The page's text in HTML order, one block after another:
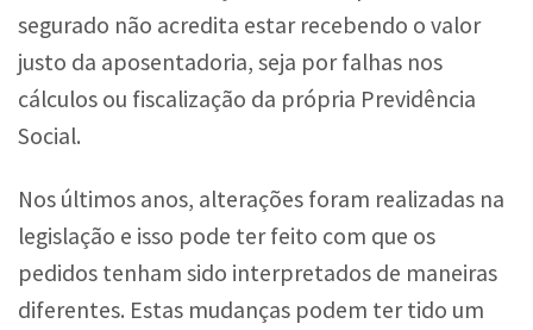
segurado não acredita estar recebendo o valor
justo da aposentadoria, seja por falhas nos
cálculos ou fiscalização da própria Previdência
Social.
Nos últimos anos, alterações foram realizadas na
legislação e isso pode ter feito com que os
pedidos tenham sido interpretados de maneiras
diferentes. Estas mudanças podem ter tido um